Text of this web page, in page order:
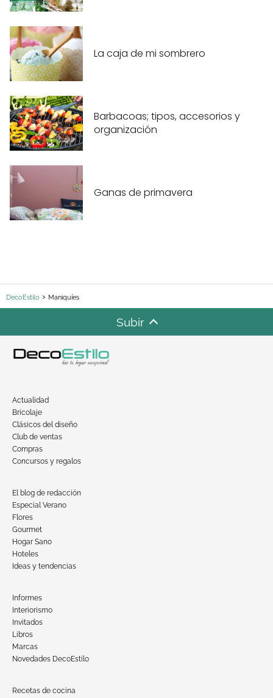
La caja de mi sombrero
Barbacoas; tipos, accesorios y
organización
Ganas de primavera
DecoEstilo Maniquíes
Subir
Actualidad
Bricolaje
Clásicos del diseño
Club de ventas
Compras
Concursos y regalos
El blog de redacción
Especial Verano
Flores
Gourmet
Hogar Sano
Hoteles
Ideas y tendencias
Informes
Interiorismo
Invitados
Libros
Marcas
Novedades DecoEstilo
Recetas de cocina